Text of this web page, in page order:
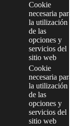
Cookie
necesaria para
la utilización
de las
opciones y
servicios del
sitio web
Cookie
necesaria para
la utilización
de las
opciones y
servicios del
sitio web